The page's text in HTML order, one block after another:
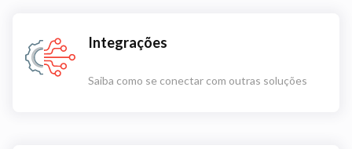
Integrações
Saiba como se conectar com outras soluções